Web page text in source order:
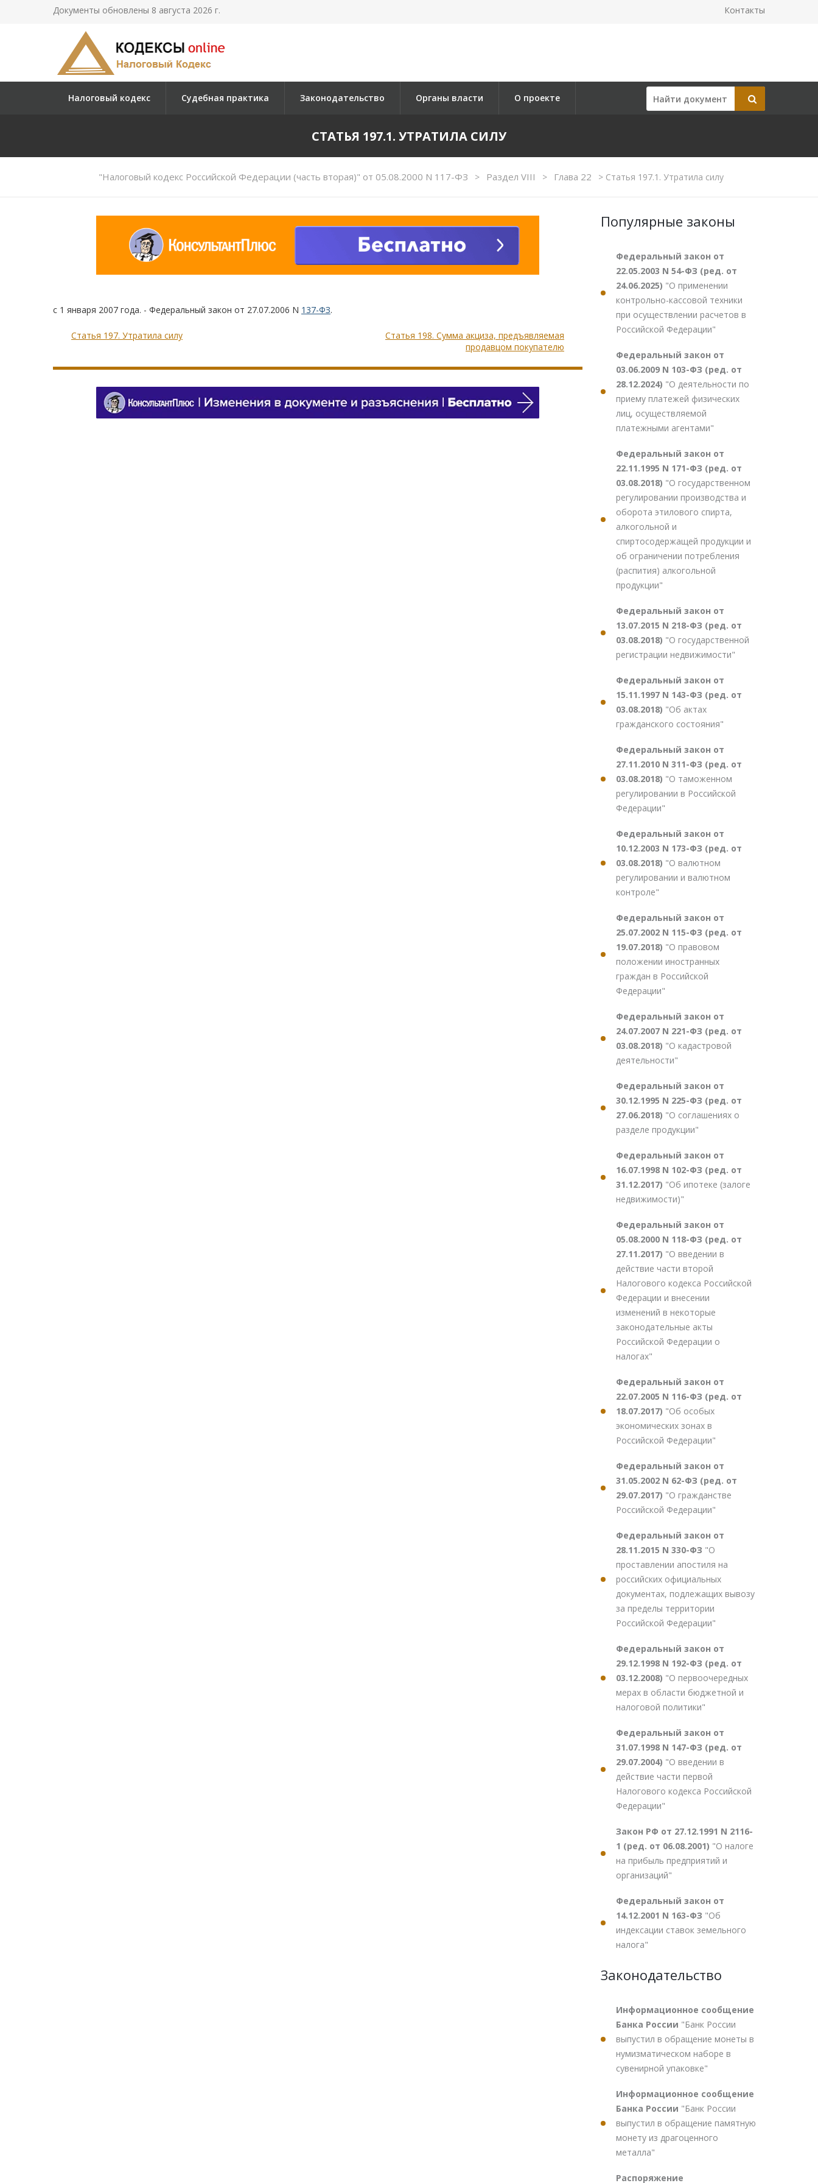
Документы обновлены 8 августа 2026 г. Контакты
Налоговый кодекс Судебная практика Законодательство Органы власти О проекте
СТАТЬЯ 197.1. УТРАТИЛА СИЛУ
"Налоговый кодекс Российской Федерации (часть вторая)" от 05.08.2000 N 117-ФЗ > Раздел VIII > Глава 22 > Статья 197.1. Утратила силу
с 1 января 2007 года. - Федеральный закон от 27.07.2006 N 137-ФЗ.
Статья 197. Утратила силу
Статья 198. Сумма акциза, предъявляемая
продавцом покупателю
Популярные законы
Федеральный закон от
22.05.2003 N 54-ФЗ (ред. от
24.06.2025) "О применении
контрольно-кассовой техники
при осуществлении расчетов в
Российской Федерации"
Федеральный закон от
03.06.2009 N 103-ФЗ (ред. от
28.12.2024) "О деятельности по
приему платежей физических
лиц, осуществляемой
платежными агентами"
Федеральный закон от
22.11.1995 N 171-ФЗ (ред. от
03.08.2018) "О государственном
регулировании производства и
оборота этилового спирта,
алкогольной и
спиртосодержащей продукции и
об ограничении потребления
(распития) алкогольной
продукции"
Федеральный закон от
13.07.2015 N 218-ФЗ (ред. от
03.08.2018) "О государственной
регистрации недвижимости"
Федеральный закон от
15.11.1997 N 143-ФЗ (ред. от
03.08.2018) "Об актах
гражданского состояния"
Федеральный закон от
27.11.2010 N 311-ФЗ (ред. от
03.08.2018) "О таможенном
регулировании в Российской
Федерации"
Федеральный закон от
10.12.2003 N 173-ФЗ (ред. от
03.08.2018) "О валютном
регулировании и валютном
контроле"
Федеральный закон от
25.07.2002 N 115-ФЗ (ред. от
19.07.2018) "О правовом
положении иностранных
граждан в Российской
Федерации"
Федеральный закон от
24.07.2007 N 221-ФЗ (ред. от
03.08.2018) "О кадастровой
деятельности"
Федеральный закон от
30.12.1995 N 225-ФЗ (ред. от
27.06.2018) "О соглашениях о
разделе продукции"
Федеральный закон от
16.07.1998 N 102-ФЗ (ред. от
31.12.2017) "Об ипотеке (залоге
недвижимости)"
Федеральный закон от
05.08.2000 N 118-ФЗ (ред. от
27.11.2017) "О введении в
действие части второй
Налогового кодекса Российской
Федерации и внесении
изменений в некоторые
законодательные акты
Российской Федерации о
налогах"
Федеральный закон от
22.07.2005 N 116-ФЗ (ред. от
18.07.2017) "Об особых
экономических зонах в
Российской Федерации"
Федеральный закон от
31.05.2002 N 62-ФЗ (ред. от
29.07.2017) "О гражданстве
Российской Федерации"
Федеральный закон от
28.11.2015 N 330-ФЗ "О
проставлении апостиля на
российских официальных
документах, подлежащих вывозу
за пределы территории
Российской Федерации"
Федеральный закон от
29.12.1998 N 192-ФЗ (ред. от
03.12.2008) "О первоочередных
мерах в области бюджетной и
налоговой политики"
Федеральный закон от
31.07.1998 N 147-ФЗ (ред. от
29.07.2004) "О введении в
действие части первой
Налогового кодекса Российской
Федерации"
Закон РФ от 27.12.1991 N 2116-
1 (ред. от 06.08.2001) "О налоге
на прибыль предприятий и
организаций"
Федеральный закон от
14.12.2001 N 163-ФЗ "Об
индексации ставок земельного
налога"
Законодательство
Информационное сообщение
Банка России "Банк России
выпустил в обращение монеты в
нумизматическом наборе в
сувенирной упаковке"
Информационное сообщение
Банка России "Банк России
выпустил в обращение памятную
монету из драгоценного
металла"
Распоряжение